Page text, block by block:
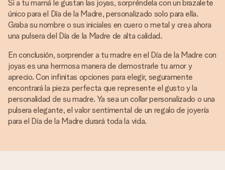
Si a tu mamá le gustan las joyas, sorpréndela con un brazalete
único para el Día de la Madre, personalizado solo para ella.
Graba su nombre o sus iniciales en cuero o metal y crea ahora
una pulsera del Día de la Madre de alta calidad.
En conclusión, sorprender a tu madre en el Día de la Madre con
joyas es una hermosa manera de demostrarle tu amor y
aprecio. Con infinitas opciones para elegir, seguramente
encontrará la pieza perfecta que represente el gusto y la
personalidad de su madre. Ya sea un collar personalizado o una
pulsera elegante, el valor sentimental de un regalo de joyería
para el Día de la Madre durará toda la vida.